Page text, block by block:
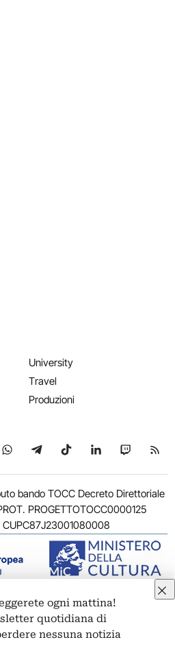
University
Travel
Produzioni
su YouTube
Seguici su WhatsApp
Seguici su Telegram
Seguici su TikTok
Seguici su
Seguici
bando TOCC Decreto Direttoriale
PROGETTOTOCC0000125
CUPC87J23001080008
– Corso Vittorio Emanuele II, 287 –
dei dati personali
ogni mattina!
quotidiana di
nessuna notizia